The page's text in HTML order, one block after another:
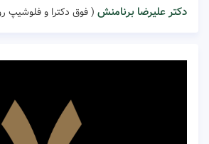
دکتر علیرضا برنامنش ( فوق دکترا و فلوشیپ